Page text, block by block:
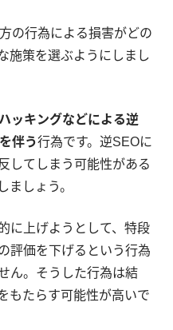
の行為による損害がどの
施策を選ぶようにしまし
ッキングなどによる逆
伴う行為です。逆SEOに
してしまう可能性がある
ましょう。
に上げようとして、特段
評価を下げるという行為
ん。そうした行為は結
もたらす可能性が高いで